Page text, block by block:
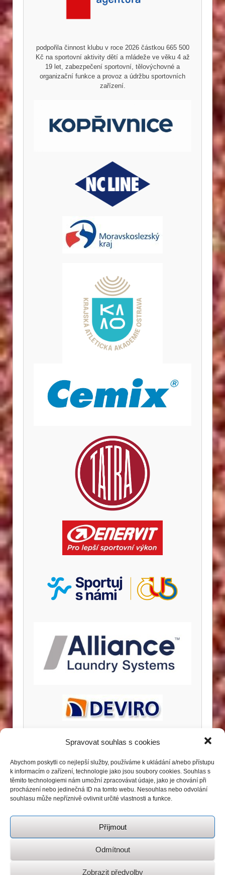
Spravovat souhlas s cookies
Abychom poskytli co nejlepší služby, používáme k ukládání a/nebo přístupu
k informacím o zařízení, technologie jako jsou soubory cookies. Souhlas s
těmito technologiemi nám umožní zpracovávat údaje, jako je chování při
procházení nebo jedinečná ID na tomto webu. Nesouhlas nebo odvolání
souhlasu může nepříznivě ovlivnit určité vlastnosti a funkce.
Příjmout
Odmítnout
Zobrazit předvolby
podpořila činnost klubu v roce 2026 částkou 665 500
Kč na sportovní aktivity dětí a mládeže ve věku 4 až
19 let, zabezpečení sportovní, tělovýchovné a
organizační funkce a provoz a údržbu sportovních
zařízení.